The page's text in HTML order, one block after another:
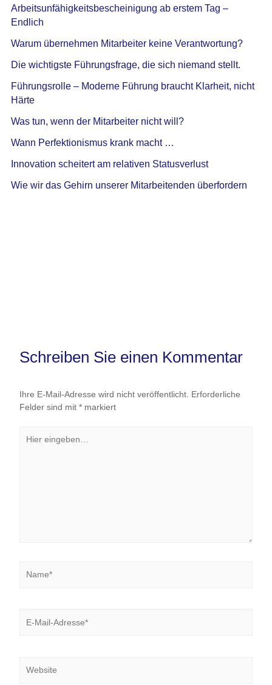
Arbeitsunfähigkeitsbescheinigung ab erstem Tag –
Endlich
Warum übernehmen Mitarbeiter keine Verantwortung?
Die wichtigste Führungsfrage, die sich niemand stellt.
Führungsrolle – Moderne Führung braucht Klarheit, nicht
Härte
Was tun, wenn der Mitarbeiter nicht will?
Wann Perfektionismus krank macht …
Innovation scheitert am relativen Statusverlust
Wie wir das Gehirn unserer Mitarbeitenden überfordern
Schreiben Sie einen Kommentar
Ihre E-Mail-Adresse wird nicht veröffentlicht. Erforderliche
Felder sind mit *markiert
eingeben…
Mail-